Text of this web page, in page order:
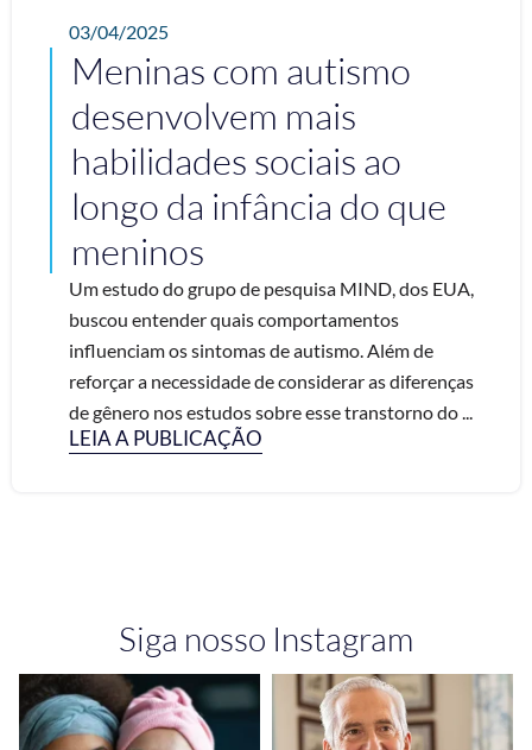
03/04/2025
Meninas com autismo
desenvolvem mais
habilidades sociais ao
longo da infância do que
meninos
Um estudo do grupo de pesquisa MIND, dos EUA,
buscou entender quais comportamentos
influenciam os sintomas de autismo. Além de
reforçar a necessidade de considerar as diferenças
de gênero nos estudos sobre esse transtorno do ...
LEIA A PUBLICAÇÃO
Siga nosso Instagram